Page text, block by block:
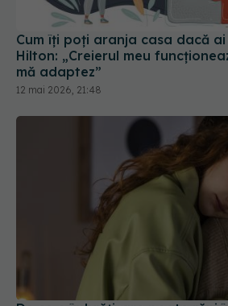
Cum îți poți aranja casa dacă ai
Hilton: „Creierul meu
mă adaptez”
12 mai 2026, 21:48